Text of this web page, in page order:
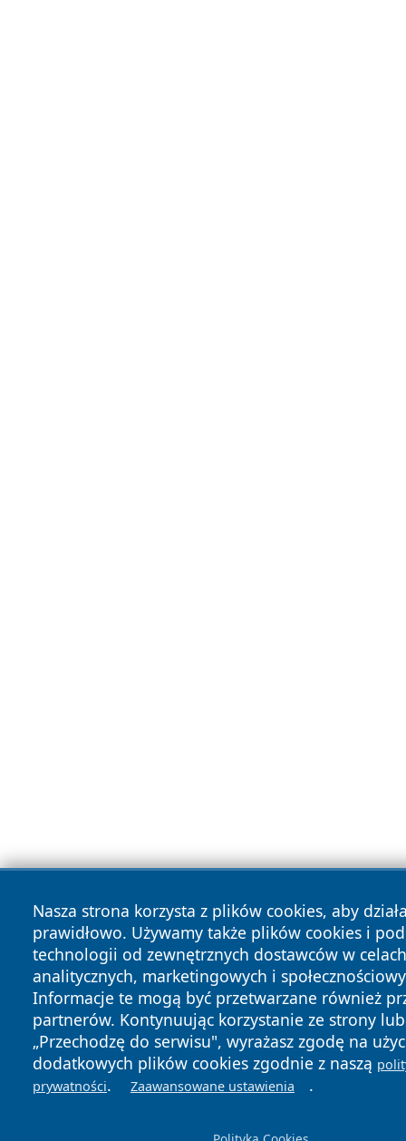
Nasza strona korzysta z plików cookies, aby
prawidłowo. Używamy także plików cookies i
technologii od zewnętrznych dostawców w celach
analitycznych, marketingowych i
Informacje te mogą być przetwarzane również
partnerów. Kontynuując korzystanie ze strony
„Przechodzę do serwisu", wyrażasz zgodę na
dodatkowych plików cookies zgodnie z naszą
prywatności. Zaawansowane ustawienia .